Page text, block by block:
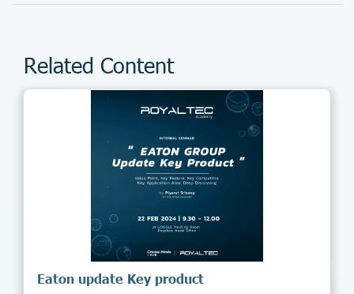
Related Content
Eaton update Key product